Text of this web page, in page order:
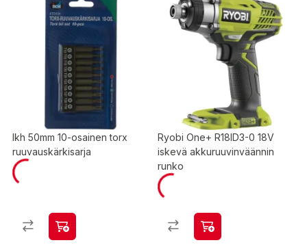
Ikh 50mm 10-osainen torx
ruuvauskärkisarja
Ryobi One+ R18ID3-0 18V
iskevä akkuruuvinväännin
runko